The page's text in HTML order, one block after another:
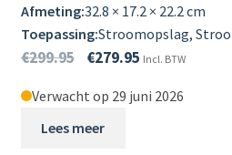
Afmeting:32.8 × 17.2 × 22.2 cm
Toepassing:Stroomopslag,
€299.95 €279.95 Incl. BTW
Verwacht op 29 juni 2026
Lees meer